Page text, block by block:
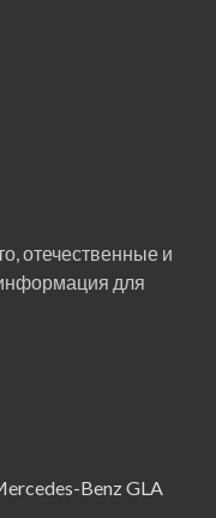
отечественные и
для
Benz GLA